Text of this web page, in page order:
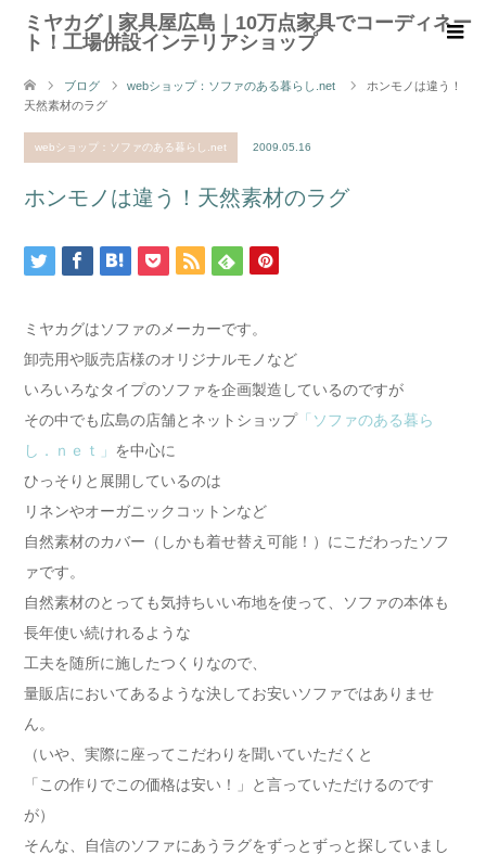
ミヤカグ | 家具屋広島｜10万点家具でコーディネー
ト！工場併設インテリアショップ
ブログ webショップ：ソファのある暮らし.net
ホンモノは違う！
天然素材のラグ
webショップ：ソファのある暮らし.net 2009.05.16
ホンモノは違う！天然素材のラグ
ミヤカグはソファのメーカーです。
卸売用や販売店様のオリジナルモノなど
いろいろなタイプのソファを企画製造しているのですが
その中でも広島の店舗とネットショップ「ソファのある暮ら
し．ｎｅｔ」 を中心に
ひっそりと展開しているのは
リネンやオーガニックコットンなど
自然素材のカバー（しかも着せ替え可能！）にこだわったソフ
ァです。
自然素材のとっても気持ちいい布地を使って、ソファの本体も
長年使い続けれるような
工夫を随所に施したつくりなので、
量販店においてあるような決してお安いソファではありませ
ん。
（いや、実際に座ってこだわりを聞いていただくと
「この作りでこの価格は安い！」と言っていただけるのです
が）
そんな、自信のソファにあうラグをずっとずっと探していまし